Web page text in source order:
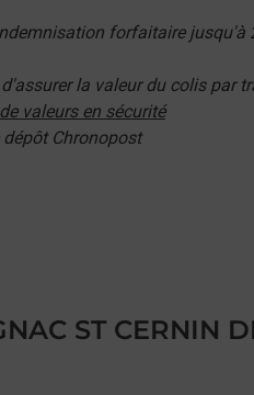
forfaitaire jusqu'à
la valeur du colis par
valeurs en sécurité
Chronopost
onglet
ST CERNIN